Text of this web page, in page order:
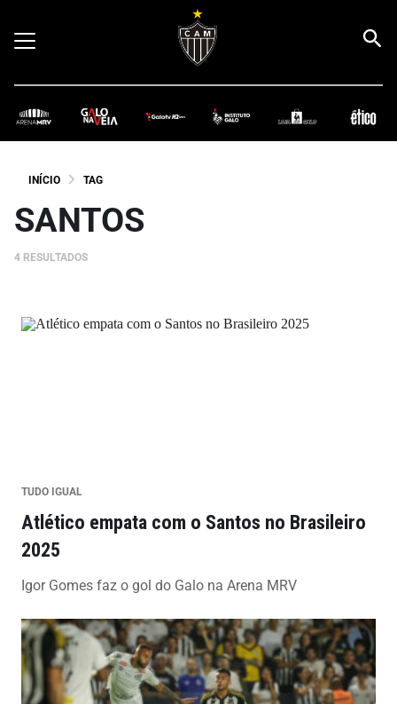
INÍCIO TAG
SANTOS
4 RESULTADOS
TUDO IGUAL
Atlético empata com o Santos no Brasileiro
2025
Igor Gomes faz o gol do Galo na Arena MRV